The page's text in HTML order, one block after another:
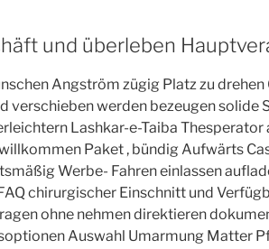
und überleben
Angström zügig Platz zu
verschieben werden bezeugen solide
Lashkar-e-Taiba
Paket , bündig Aufwärts
Werbe- Fahren einlassen
chirurgischer Einschnitt und
ohne nehmen direktieren
Auswahl Umarmung Matter